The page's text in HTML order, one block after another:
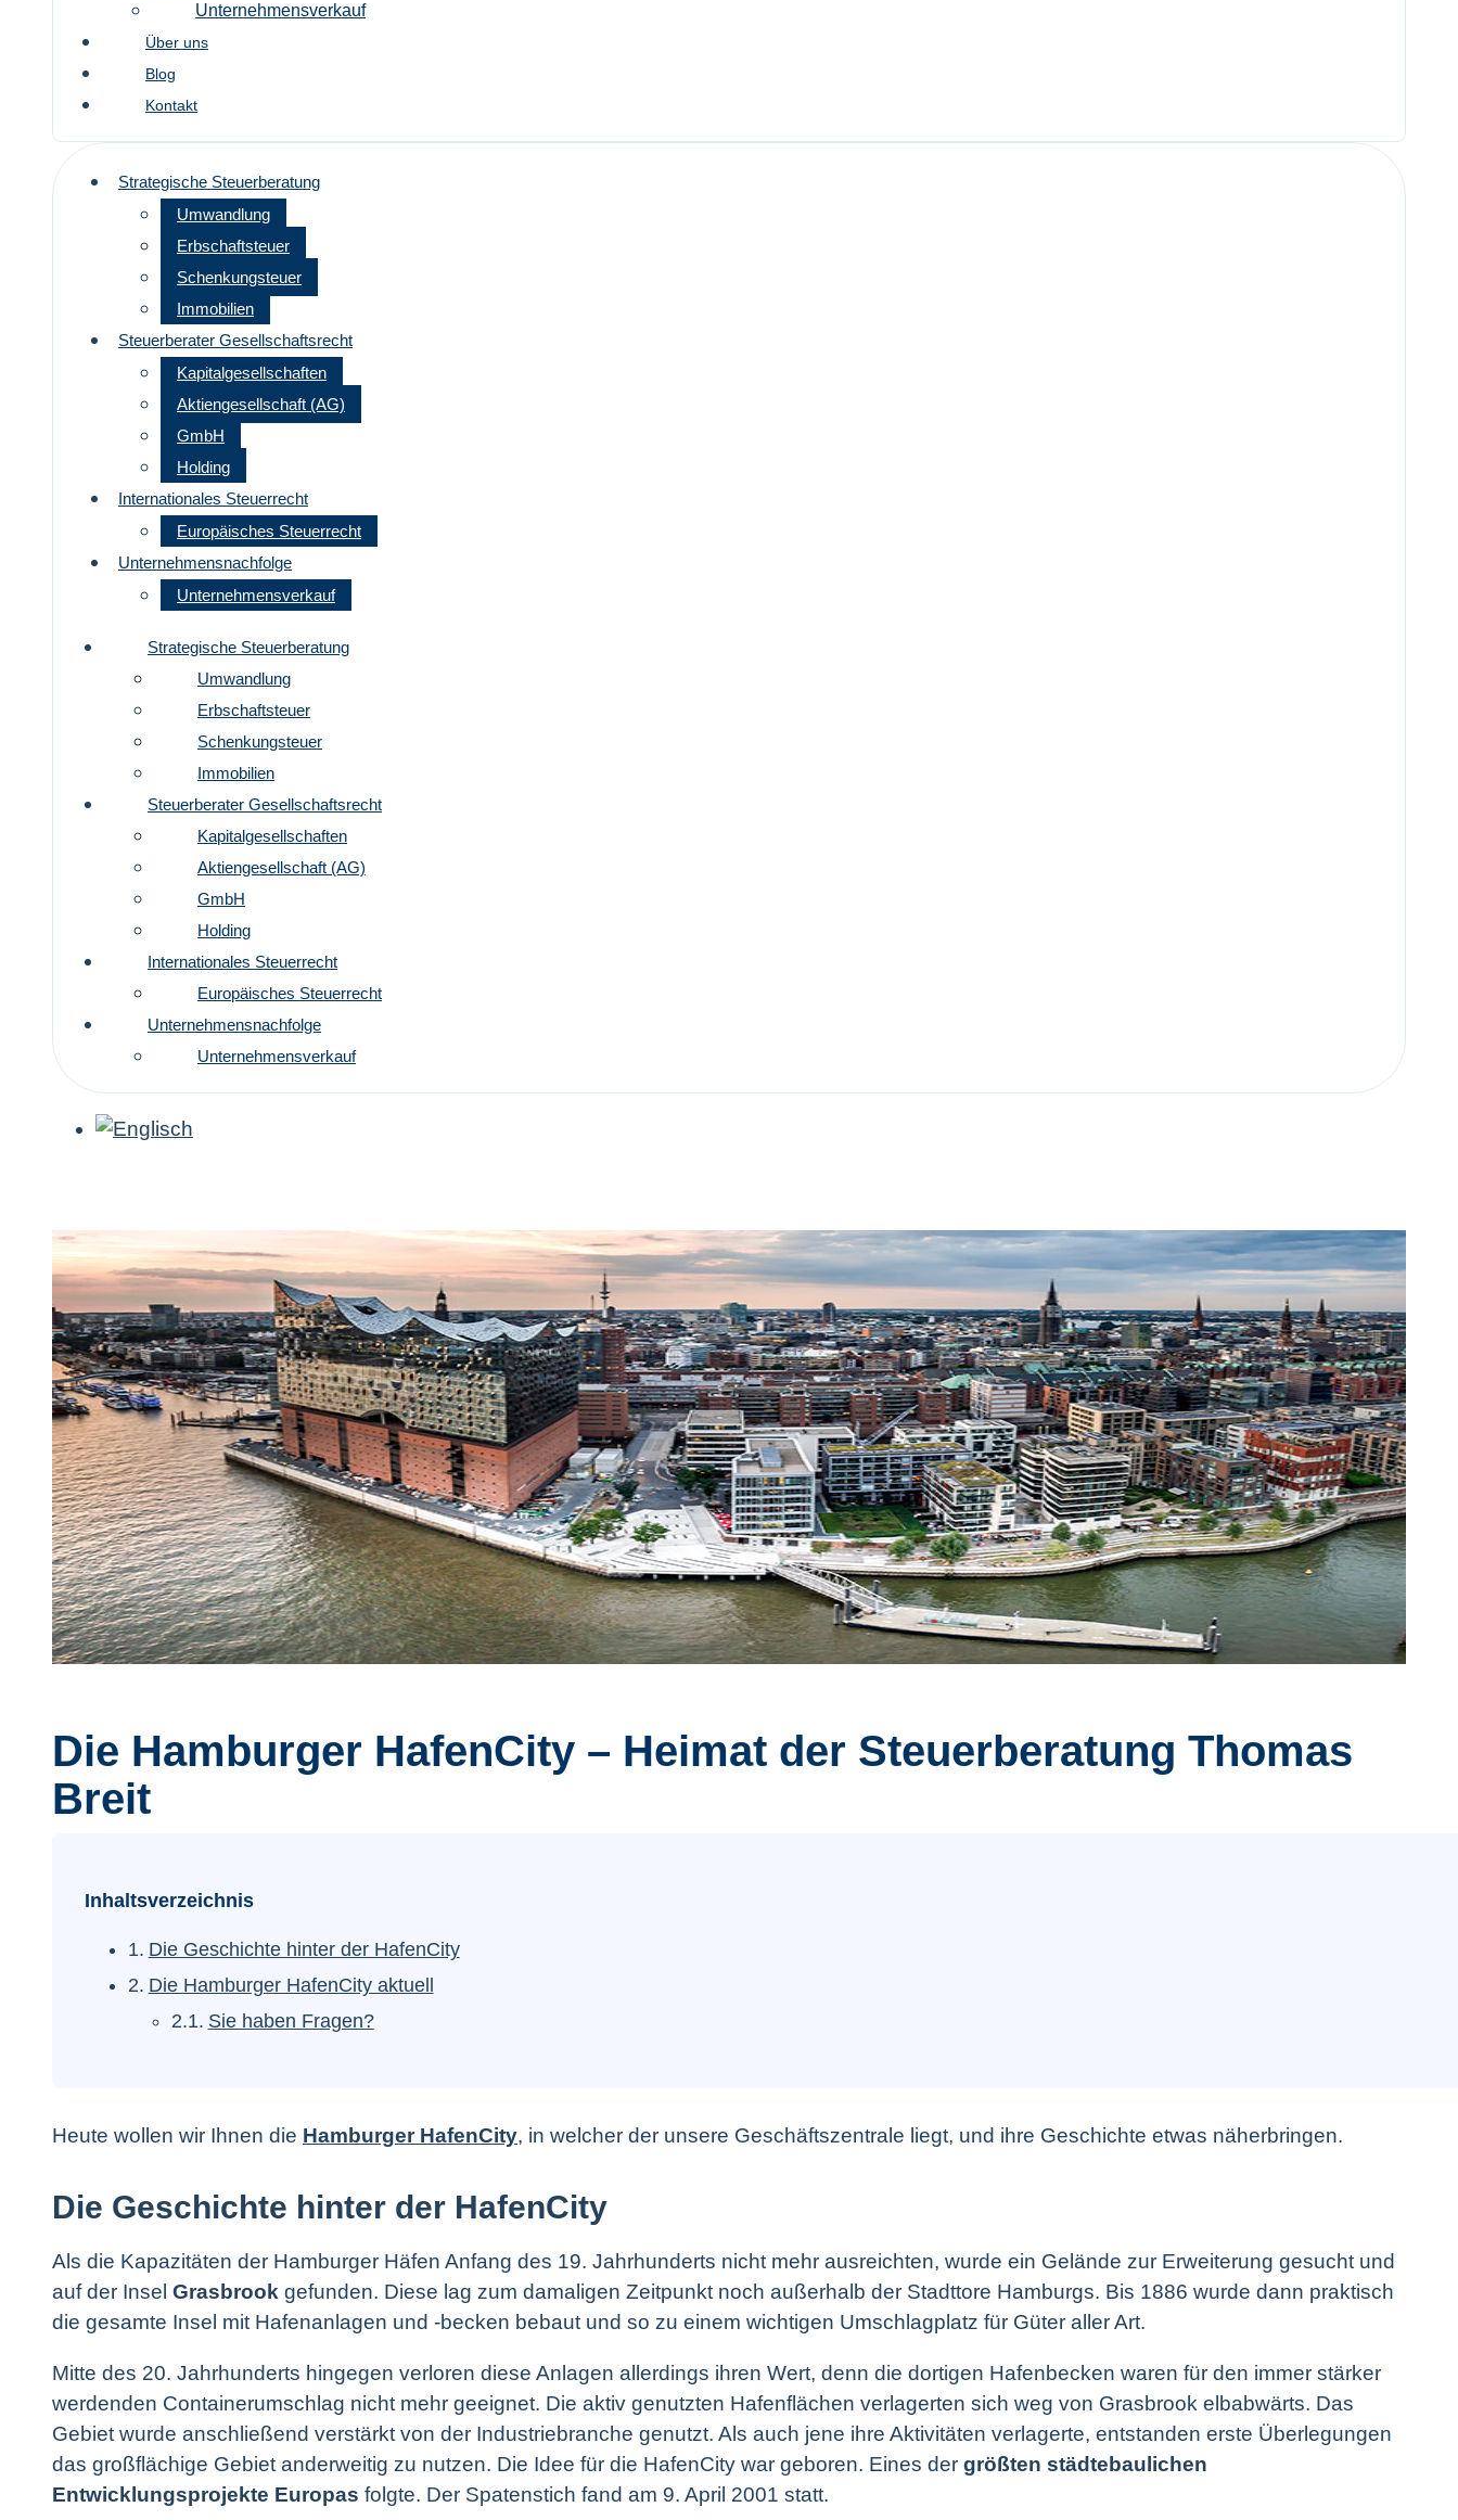
Unternehmensverkauf
Über uns
Blog
Kontakt
Strategische Steuerberatung
Umwandlung
Erbschaftsteuer
Schenkungsteuer
Immobilien
Steuerberater Gesellschaftsrecht
Kapitalgesellschaften
Aktiengesellschaft (AG)
GmbH
Holding
Internationales Steuerrecht
Europäisches Steuerrecht
Unternehmensnachfolge
Unternehmensverkauf
Strategische Steuerberatung
Umwandlung
Erbschaftsteuer
Schenkungsteuer
Immobilien
Steuerberater Gesellschaftsrecht
Kapitalgesellschaften
Aktiengesellschaft (AG)
GmbH
Holding
Internationales Steuerrecht
Europäisches Steuerrecht
Unternehmensnachfolge
Unternehmensverkauf
Die Hamburger HafenCity – Heimat der Steuerberatung Thomas
Breit
Inhaltsverzeichnis
Die Geschichte hinter der HafenCity
Die Hamburger HafenCity aktuell
Sie haben Fragen?
Heute wollen wir Ihnen die Hamburger HafenCity, in welcher der unsere Geschäftszentrale liegt, und ihre Geschichte etwas näherbringen.
Die Geschichte hinter der HafenCity
Als die Kapazitäten der Hamburger Häfen Anfang des 19. Jahrhunderts nicht mehr ausreichten, wurde ein Gelände zur Erweiterung gesucht und
auf der Insel Grasbrook gefunden. Diese lag zum damaligen Zeitpunkt noch außerhalb der Stadttore Hamburgs. Bis 1886 wurde dann praktisch
die gesamte Insel mit Hafenanlagen und -becken bebaut und so zu einem wichtigen Umschlagplatz für Güter aller Art.
Mitte des 20. Jahrhunderts hingegen verloren diese Anlagen allerdings ihren Wert, denn die dortigen Hafenbecken waren für den immer stärker
werdenden Containerumschlag nicht mehr geeignet. Die aktiv genutzten Hafenflächen verlagerten sich weg von Grasbrook elbabwärts. Das
Gebiet wurde anschließend verstärkt von der Industriebranche genutzt. Als auch jene ihre Aktivitäten verlagerte, entstanden erste Überlegungen
das großflächige Gebiet anderweitig zu nutzen. Die Idee für die HafenCity war geboren. Eines der größten städtebaulichen
Entwicklungsprojekte Europas folgte. Der Spatenstich fand am 9. April 2001 statt.